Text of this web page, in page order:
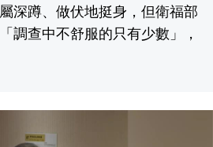
深蹲、做伏地挺身，但衛福部
調查中不舒服的只有少數」，